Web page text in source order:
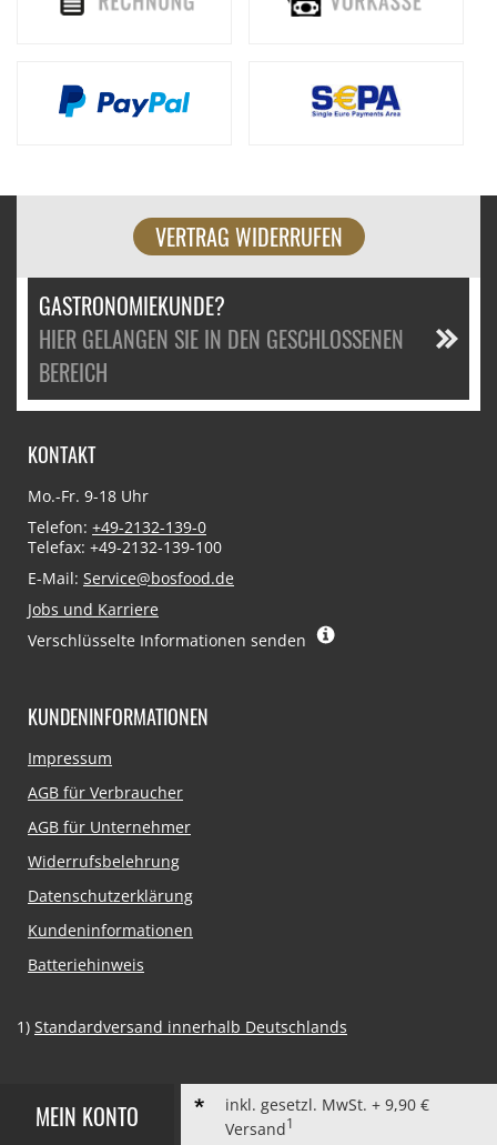
VERTRAG WIDERRUFEN
GASTRONOMIEKUNDE?
HIER GELANGEN SIE IN DEN GESCHLOSSENEN
BEREICH
MEIN KONTO
inkl. gesetzl. MwSt. + 9,90 €
Versand1
KONTAKT
Mo.-Fr. 9-18 Uhr
Telefon: +49-2132-139-0
Telefax: +49-2132-139-100
E-Mail: Service@bosfood.de
Jobs und Karriere
Verschlüsselte Informationen senden
KUNDENINFORMATIONEN
Navigation
Impressum
AGB für Verbraucher
AGB für Unternehmer
Widerrufsbelehrung
Datenschutzerklärung
Kundeninformationen
Batteriehinweis
1) Standardversand innerhalb Deutschlands